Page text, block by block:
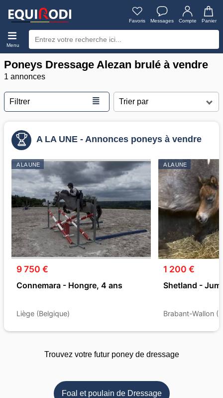
Favoris Messages Compte Panier
Menu
Poneys Dressage Alezan brulé à vendre
1 annonces
Filtrer ≣
A LA UNE - Annonces poneys à vendre
A LA UNE
9 750 €
Connemara - Hongre, 4 ans
Liège (Belgique)
A LA UNE
1 200 €
Shetland -
Brabant-Wallon
Trouvez votre futur poney de dressage
Foal et poulain de Dressage